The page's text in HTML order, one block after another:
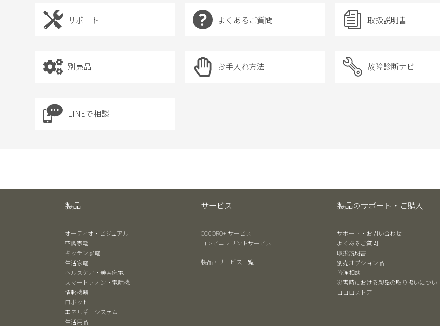
サポート よくあるご質問 取扱説明書
別売品 お手入れ方法 故障診断ナビ
LINEで相談
製品
オーディオ・ビジュアル
空調家電
キッチン家電
生活家電
ヘルスケア・美容家電
スマートフォン・電話機
情報機器
ロボット
エネルギーシステム
生活用品
サービス
COCORO+ サービス
コンビニプリントサービス
製品・サービス一覧
製品のサポート・ご購入
サポート・お問い合わせ
よくあるご質問
取扱説明書
別売オプション品
修理相談
災害時における製品の取り扱いについ
ココロストア